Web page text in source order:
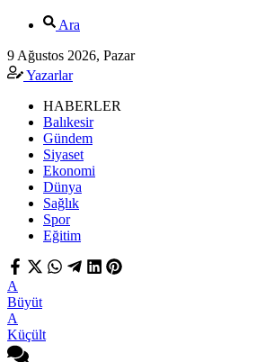
Ara
9 Ağustos 2026, Pazar
Yazarlar
HABERLER
Balıkesir
Gündem
Siyaset
Ekonomi
Dünya
Sağlık
Spor
Eğitim
A
Büyüt
A
Küçült